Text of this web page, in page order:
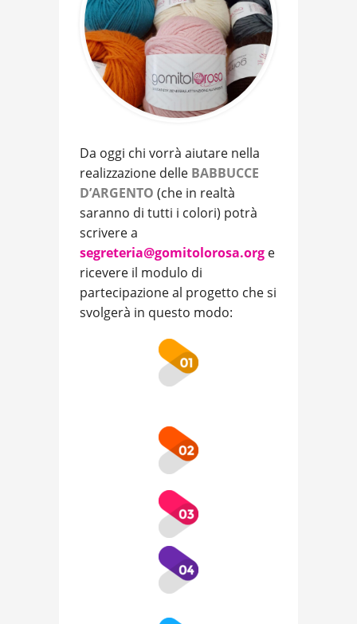
Da oggi chi vorrà aiutare nella
realizzazione delle BABBUCCE
D’ARGENTO (che in realtà
saranno di tutti i colori) potrà
scrivere a
segreteria@gomitolorosa.org e
ricevere il modulo di
partecipazione al progetto che si
svolgerà in questo modo: